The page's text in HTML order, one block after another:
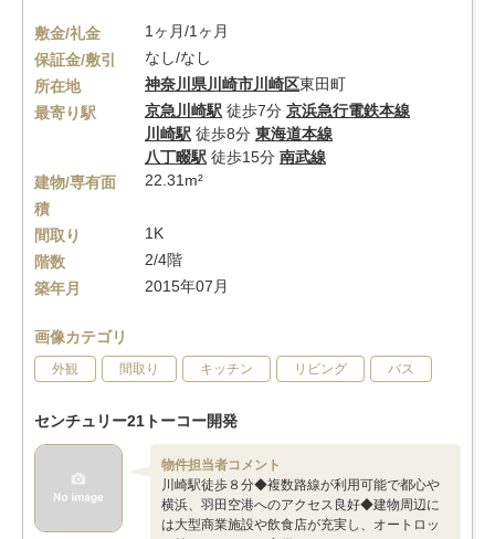
敷金/礼金
1ヶ月/1ヶ月
保証金/敷引
なし/なし
所在地
神奈川県川崎市川崎区東田町
最寄り駅
京急川崎駅 徒歩7分 京浜急行電鉄本線
川崎駅 徒歩8分 東海道本線
八丁畷駅 徒歩15分 南武線
建物/専有面
積
22.31m²
間取り
1K
階数
2/4階
築年月
2015年07月
画像カテゴリ
外観 間取り キッチン リビング バス
センチュリー21トーコー開発
物件担当者コメント
川崎駅徒歩８分◆複数路線が利用可能で都心や
横浜、羽田空港へのアクセス良好◆建物周辺に
は大型商業施設や飲食店が充実し、オートロッ